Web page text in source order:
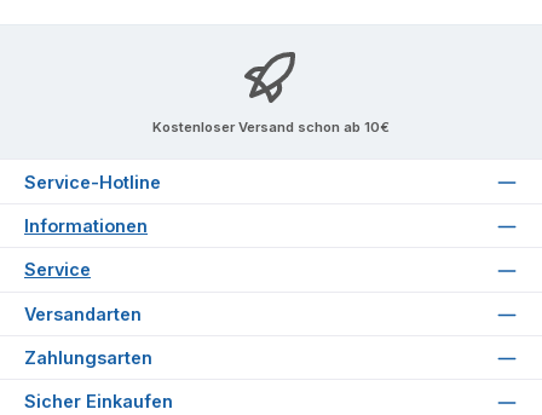
Kostenloser Versand schon ab 10€
Service-Hotline
Informationen
Service
Versandarten
Zahlungsarten
Sicher Einkaufen